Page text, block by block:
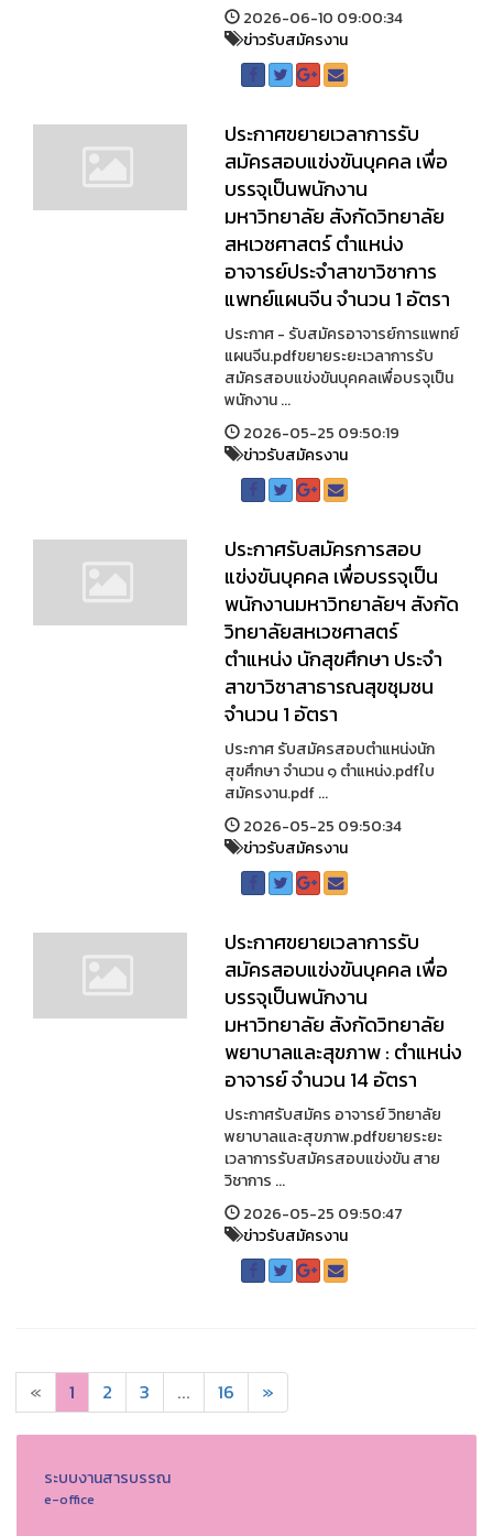
2026-06-10 09:00:34
ข่าวรับสมัครงาน
ประกาศขยายเวลาการรับ
สมัครสอบแข่งขันบุคคล เพื่อ
บรรจุเป็นพนักงาน
มหาวิทยาลัย สังกัดวิทยาลัย
สหเวชศาสตร์ ตำแหน่ง
อาจารย์ประจำสาขาวิชาการ
แพทย์แผนจีน จำนวน 1 อัตรา
ประกาศ - รับสมัครอาจารย์การแพทย์
แผนจีน.pdfขยายระยะเวลาการรับ
สมัครสอบแข่งขันบุคคลเพื่อบรจุเป็น
พนักงาน ...
2026-05-25 09:50:19
ข่าวรับสมัครงาน
ประกาศรับสมัครการสอบ
แข่งขันบุคคล เพื่อบรรจุเป็น
พนักงานมหาวิทยาลัยฯ สังกัด
วิทยาลัยสหเวชศาสตร์
ตำแหน่ง นักสุขศึกษา ประจำ
สาขาวิชาสาธารณสุขชุมชน
จำนวน 1 อัตรา
ประกาศ รับสมัครสอบตำแหน่งนัก
สุขศึกษา จำนวน ๑ ตำแหน่ง.pdfใบ
สมัครงาน.pdf ...
2026-05-25 09:50:34
ข่าวรับสมัครงาน
ประกาศขยายเวลาการรับ
สมัครสอบแข่งขันบุคคล เพื่อ
บรรจุเป็นพนักงาน
มหาวิทยาลัย สังกัดวิทยาลัย
พยาบาลและสุขภาพ : ตำแหน่ง
อาจารย์ จำนวน 14 อัตรา
ประกาศรับสมัคร อาจารย์ วิทยาลัย
พยาบาลและสุขภาพ.pdfขยายระยะ
เวลาการรับสมัครสอบแข่งขัน สาย
วิชาการ ...
2026-05-25 09:50:47
ข่าวรับสมัครงาน
« 1 2 3 ... 16 »
ระบบงานสารบรรณ
e-office